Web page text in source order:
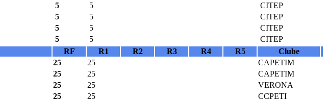
5 5
CITEP
5 5
CITEP
5 5
CITEP
5 5
CITEP
RF R1 R2 R3 R4 R5
Clube
25 25
CAPETIM
25 25
CAPETIM
25 25
VERONA
25 25
CCPETI